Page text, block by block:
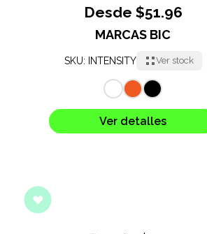
Ecológicos
Antiestrés
Desde $51.96
MARCAS BIC
SKU: INTENSITY Ver stock
Ver detalles